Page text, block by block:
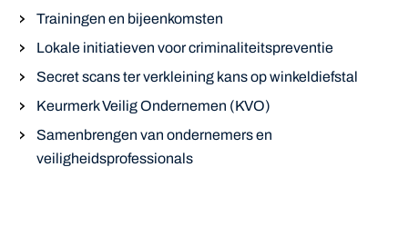
Trainingen en bijeenkomsten
Lokale initiatieven voor criminaliteitspreventie
Secret scans ter verkleining kans op winkeldiefstal
Keurmerk Veilig Ondernemen (KVO)
Samenbrengen van ondernemers en
veiligheidsprofessionals